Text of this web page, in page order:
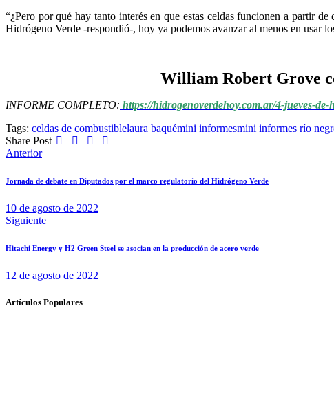
“¿Pero por qué hay tanto interés en que estas celdas funcionen a partir
Hidrógeno Verde -respondió-, hoy ya podemos avanzar al menos en usar
William Robert Grove
INFORME COMPLETO: https://hidrogenoverdehoy.com.ar/4-jueves-de-
Tags: celdas de combustiblelaura baquémini informesmini informes río
Share Post
Navegación
de
Anterior
Jornada de debate en Diputados por el marco regulatorio del Hidrógeno Verde
10 de agosto de 2022
Siguiente
Hitachi Energy y H2 Green Steel se asocian en la producción de acero verde
12 de agosto de 2022
Artículos Populares